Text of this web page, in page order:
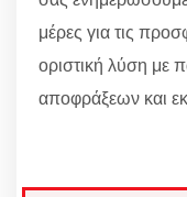
μέρες για τις
οριστική λύση με
αποφράξεων και